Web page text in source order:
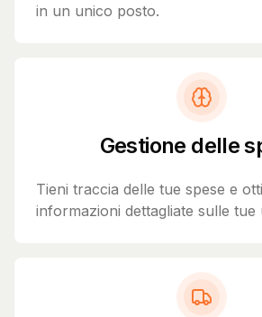
in un unico posto.
Gestione delle
Tieni traccia delle tue spese e
informazioni dettagliate sulle tue